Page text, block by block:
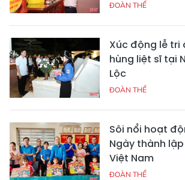
ĐOÀN THỂ
Xúc động lễ tri
hùng liệt sĩ tại
Lộc
ĐOÀN THỂ
Sôi nổi hoạt
Ngày thành
Việt Nam
ĐOÀN THỂ